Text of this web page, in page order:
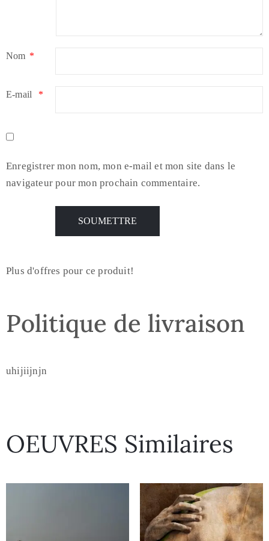
Nom *
E-mail *
Enregistrer mon nom, mon e-mail et mon site dans le
navigateur pour mon prochain commentaire.
Plus d'offres pour ce produit!
Politique de livraison
uhijiijnjn
OEUVRES Similaires